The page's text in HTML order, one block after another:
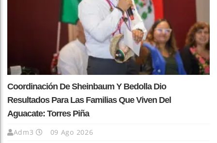
Coordinación De Sheinbaum Y Bedolla Dio
Resultados Para Las Familias Que Viven Del
Aguacate: Torres Piña
Adm3 09 Ago 2026